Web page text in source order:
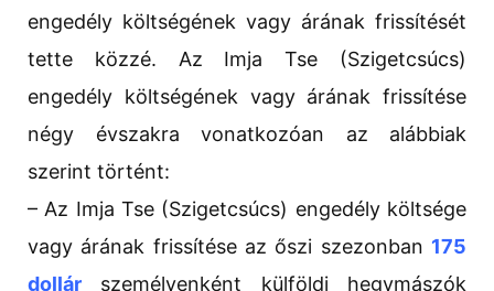
engedély költségének vagy árának frissítését
tette közzé. Az Imja Tse (Szigetcsúcs)
engedély költségének vagy árának frissítése
négy évszakra vonatkozóan az alábbiak
szerint történt:
– Az Imja Tse (Szigetcsúcs) engedély költsége
vagy árának frissítése az őszi szezonban 175
dollár személyenként külföldi hegymászók